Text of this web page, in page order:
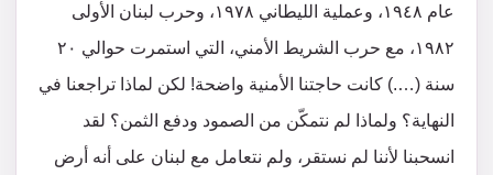
عام ١٩٤٨، وعملية الليطاني ١٩٧٨، وحرب لبنان الأولى
١٩٨٢، مع حرب الشريط الأمني، التي استمرت حوالي ٢٠
سنة (….) كانت حاجتنا الأمنية واضحة! لكن لماذا تراجعنا في
النهاية؟ ولماذا لم نتمكّن من الصمود ودفع الثمن؟ لقد
انسحبنا لأننا لم نستقر، ولم نتعامل مع لبنان على أنه أرض